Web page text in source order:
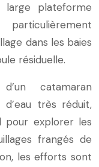
large plateforme
dans les baies
résiduelle.
catamaran
très réduit,
pour explorer les
frangés de
les efforts sont